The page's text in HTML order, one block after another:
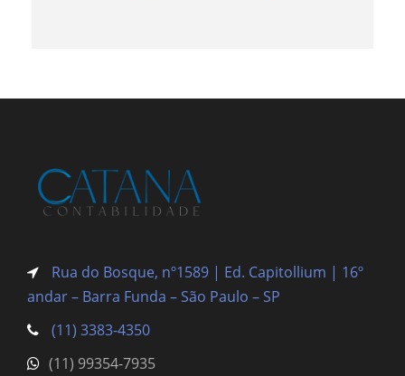
Rua do Bosque, nº1589 | Ed. Capitollium | 16º
andar – Barra Funda – São Paulo – SP
(11) 3383-4350
(11) 99354-7935